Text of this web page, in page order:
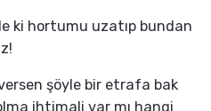
ki hortumu uzatıp bundan
şöyle bir etrafa bak
ihtimali var mı hangi